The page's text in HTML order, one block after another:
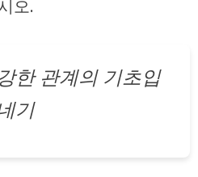
오.
한 관계의 기초입
기